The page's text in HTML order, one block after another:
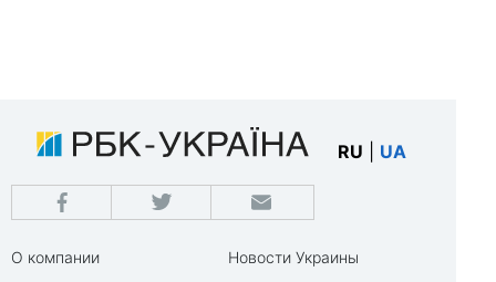
RU UA
О компании
Новости Украины